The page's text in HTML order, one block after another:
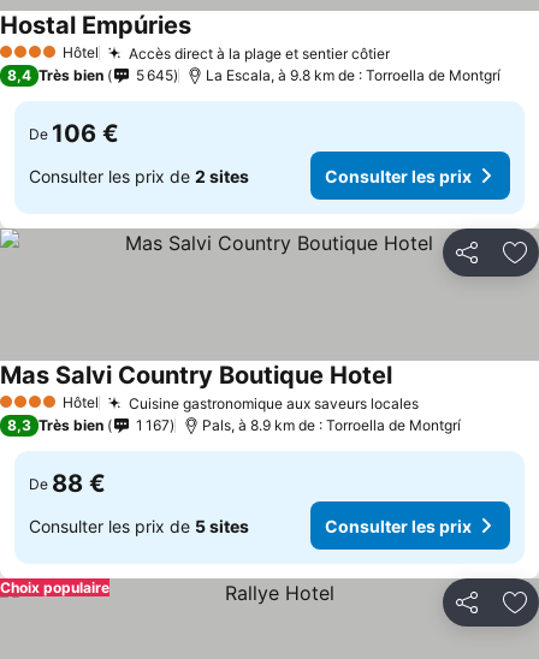
4 Étoiles Hôtel Accès direct à la plage et sentier côtier
Hostal Empúries
8,4 Très bien 5 645 La Escala, à 9.8 km de : Torroella de Montgrí
De 106 €
Consulter les prix de 2 sites Consulter les prix
Partager
4 Étoiles Hôtel Cuisine gastronomique aux saveurs locales
Mas Salvi Country Boutique Hotel
8,3 Très bien 1 167 Pals, à 8.9 km de : Torroella de Montgrí
De 88 €
Consulter les prix de 5 sites Consulter les prix
Partager
Choix populaire